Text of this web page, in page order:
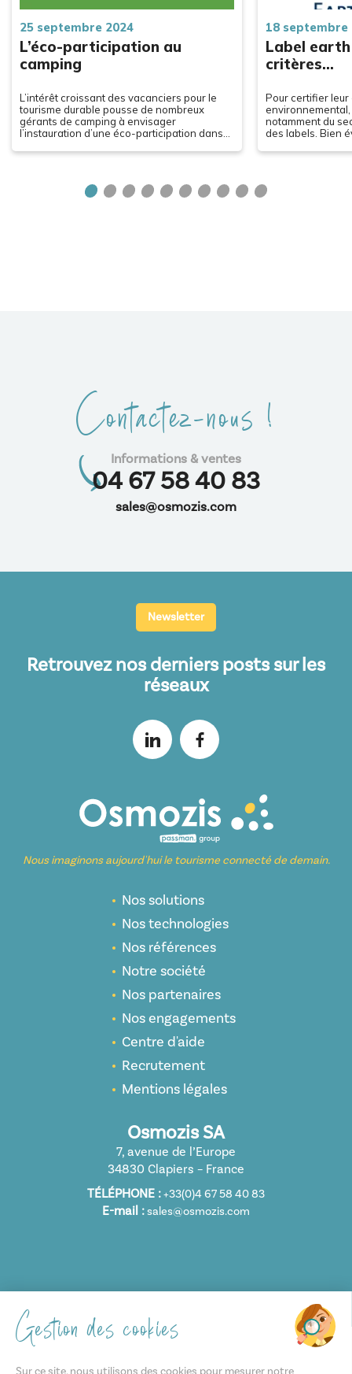
25 septembre 2024
L’éco-participation au
camping
L’intérêt croissant des vacanciers pour le
tourisme durable pousse de nombreux
gérants de camping à envisager
l’instauration d’une éco-participation dans
obligatoire et…
18 septembre
Label earth
critères…
Pour certifier
notamment du
des labels. Bien
Contactez-nous !
Informations & ventes
04 67 58 40 83
sales@osmozis.com
Newsletter
Retrouvez nos derniers posts sur les
réseaux
Nous imaginons aujourd'hui le tourisme connecté de demain.
Nos solutions
Nos technologies
Nos références
Notre société
Nos partenaires
Nos engagements
Centre d'aide
Recrutement
Mentions légales
Osmozis SA
7, avenue de l’Europe
34830 Clapiers – France
TÉLÉPHONE :+33(0)4 67 58 40 83
E-mail :sales@osmozis.com
Gestion des cookies